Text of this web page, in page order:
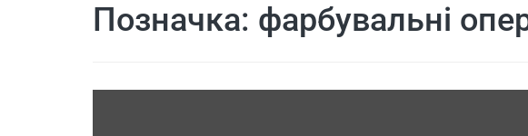
Позначка: фарбувальні